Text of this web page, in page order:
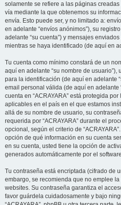
solamente se refiere a las páginas
vía mediante la que obtenemos su
envía. Esto puede ser, y no limitado a:
en adelante “envíos anónimos”), su
adelante “su cuenta”) y mensajes
mientras se haya identificado (de aquí en
Tu cuenta como mínimo constará de un
aquí en adelante “su nombre de
para la identificación (de aquí en adelante
email personal válida (de aquí en adelante
cuenta en “ACRAYARA” está protegida
aplicables en el país en el que estamos
allá de su nombre de usuario, su
requerida por “ACRAYARA” durante el
opcional, según el criterio de
opción de qué información en su cuenta
en su cuenta, usted tiene la opción de
generados automáticamente por el
Tu contraseña está encriptada (cifrado de
embargo, se recomienda que no emplee
websites. Su contraseña garantiza el
favor guárdela cuidadosamente y bajo